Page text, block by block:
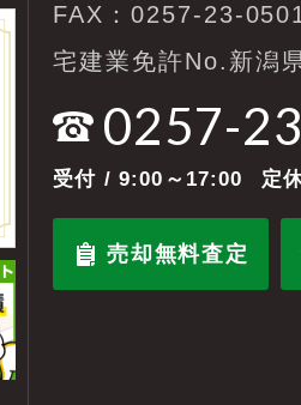
FAX：0257-23-
宅建業免許No.新潟
0257-
受付 / 9:00～17:00 定
売却無料査定